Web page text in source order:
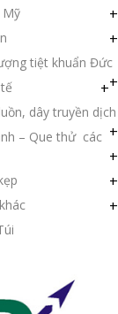
Mỹ +
+
tiệt khuẩn Đức
+
+
dây truyền dịch
+
– Que thử các
+
+
+